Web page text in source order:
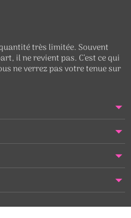
très limitée. Souvent
il ne revient pas. C’est ce qui
ne verrez pas votre tenue sur